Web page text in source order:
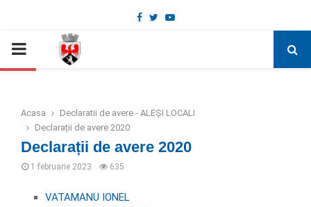
Deschide bara de unelte
Facebook
TwitterYoutube
PRIMARY
Acasa
Declaratii de avere - ALEȘI LOCALI
Declarații de avere 2020
Declarații de avere 2020
1 februarie 2023 635
VATAMANU IONEL